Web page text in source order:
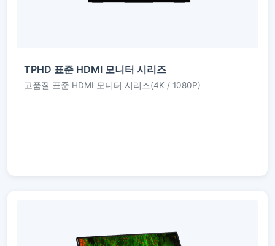
TPHD 표준 HDMI 모니터 시리즈
고품질 표준 HDMI 모니터 시리즈(4K / 1080P)